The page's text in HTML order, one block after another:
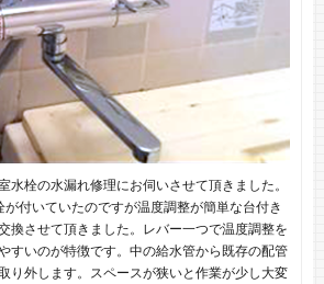
水栓の水漏れ修理にお伺いさせて頂きました。
付いていたのですが温度調整が簡単な台付き
換させて頂きました。レバー一つで温度調整を
すいのが特徴です。中の給水管から既存の配管
り外します。スペースが狭いと作業が少し大変